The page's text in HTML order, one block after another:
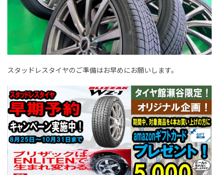
スタッドレスタイヤのご準備はお早めにお願いします。